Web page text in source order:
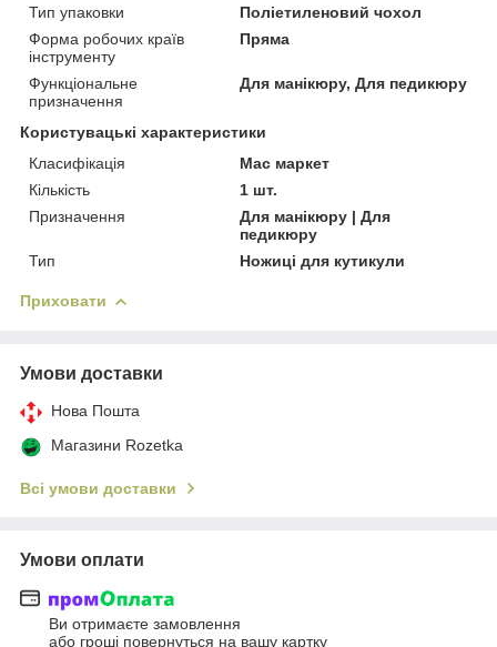
Тип упаковки
Поліетиленовий чохол
Форма робочих країв
інструменту
Пряма
Функціональне
призначення
Для манікюру, Для педикюру
Користувацькі характеристики
Класифікація
Мас маркет
Кількість
1 шт.
Призначення
Для манікюру | Для
педикюру
Тип
Ножиці для кутикули
Приховати
Умови доставки
Нова Пошта
Магазини Rozetka
Всі умови доставки
Умови оплати
Ви отримаєте замовлення
або гроші повернуться на вашу картку